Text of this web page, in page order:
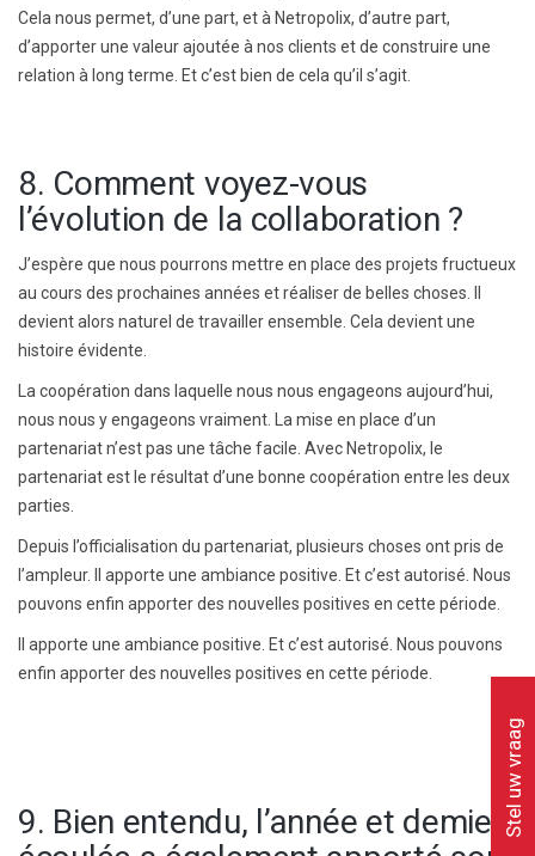
Cela nous permet, d’une part, et à Netropolix, d’autre part,
d’apporter une valeur ajoutée à nos clients et de construire une
relation à long terme. Et c’est bien de cela qu’il s’agit.
8. Comment voyez-vous
l’évolution de la collaboration ?
J’espère que nous pourrons mettre en place des projets fructueux
au cours des prochaines années et réaliser de belles choses. Il
devient alors naturel de travailler ensemble. Cela devient une
histoire évidente.
La coopération dans laquelle nous nous engageons aujourd’hui,
nous nous y engageons vraiment. La mise en place d’un
partenariat n’est pas une tâche facile. Avec Netropolix, le
partenariat est le résultat d’une bonne coopération entre les deux
parties.
Depuis l’officialisation du partenariat, plusieurs choses ont pris de
l’ampleur. Il apporte une ambiance positive. Et c’est autorisé. Nous
pouvons enfin apporter des nouvelles positives en cette période.
Il apporte une ambiance positive. Et c’est autorisé. Nous pouvons
enfin apporter des nouvelles positives en cette période.
9. Bien entendu, l’année et demie Stel uw vraag